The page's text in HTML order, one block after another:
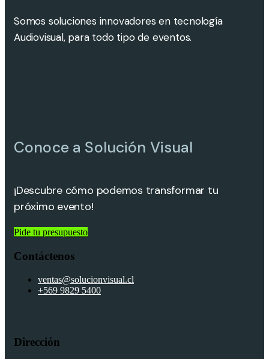
Somos soluciones innovadores en tecnología
Audiovisual, para todo tipo de eventos.
Conoce a Solución Visual
¡Descubre cómo podemos transformar tu
próximo evento!
Pide tu presupuesto
Contáctenos
ventas@solucionvisual.cl
+569 9829 5400
Dirección